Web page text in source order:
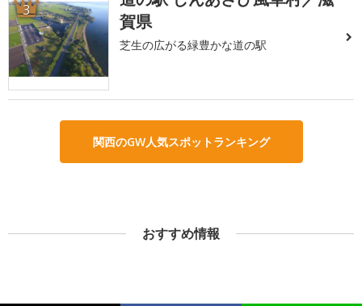
3
賀県
芝生の広がる緑豊かな道の駅
関西のGW人気スポットランキング
おすすめ情報